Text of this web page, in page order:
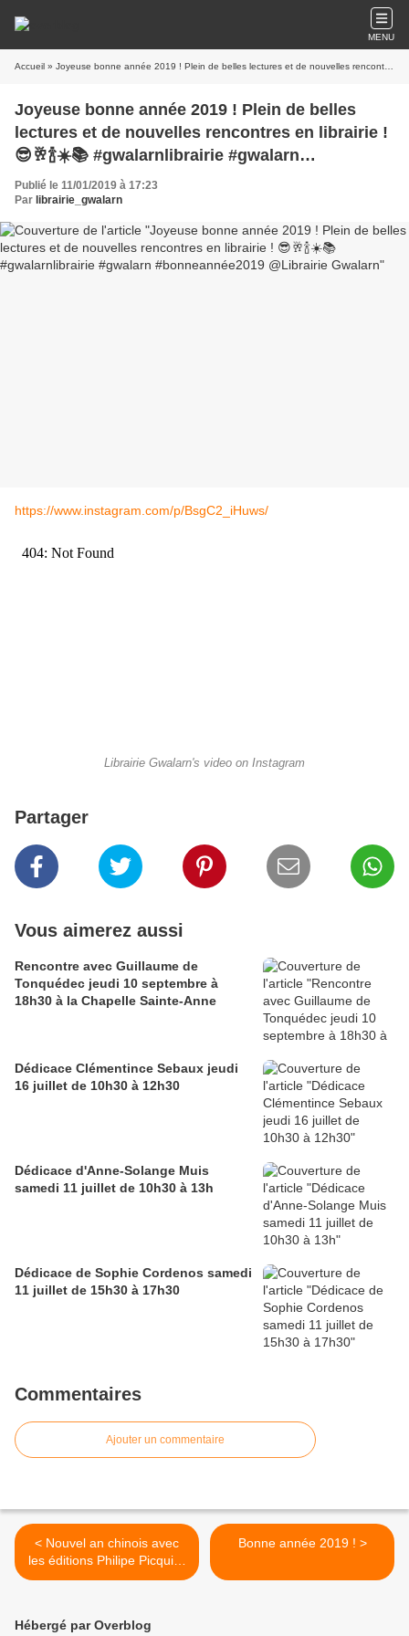
MENU
Accueil » Joyeuse bonne année 2019 ! Plein de belles lectures et de nouvelles rencontres en librairie ! 😎🥂🍾☀️📚 #gwalarnlibrairie #gwalarn #bonneannée2019 @Librairie Gwalarn
Joyeuse bonne année 2019 ! Plein de belles
lectures et de nouvelles rencontres en librairie !
😎🥂🍾☀️📚 #gwalarnlibrairie #gwalarn
#bonneannée2019 @Librairie Gwalarn
Publié le 11/01/2019 à 17:23
Par librairie_gwalarn
https://www.instagram.com/p/BsgC2_iHuws/
Librairie Gwalarn's video on Instagram
Partager
Vous aimerez aussi
Rencontre avec Guillaume de
Tonquédec jeudi 10 septembre à
18h30 à la Chapelle Sainte-Anne
Dédicace Clémentince Sebaux jeudi
16 juillet de 10h30 à 12h30
Dédicace d'Anne-Solange Muis
samedi 11 juillet de 10h30 à 13h
Dédicace de Sophie Cordenos samedi
11 juillet de 15h30 à 17h30
Commentaires
Ajouter un commentaire
< Nouvel an chinois avec
les éditions Philipe Picquier
#gwalarn #gwalarnlibrairie
Bonne année 2019 ! >
Hébergé par Overblog